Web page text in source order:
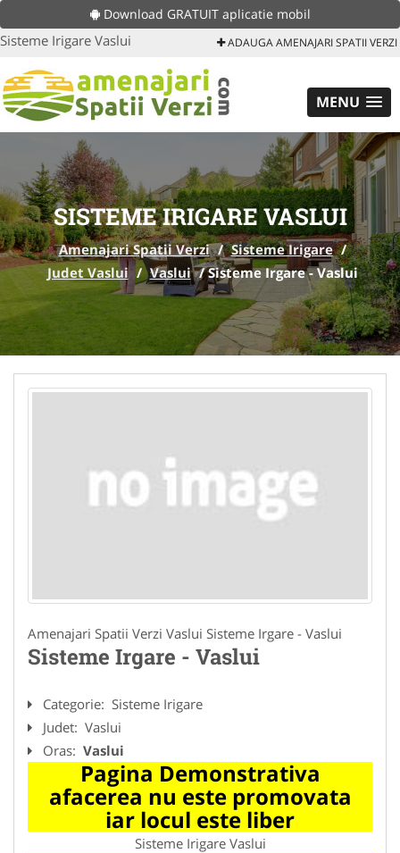
Download GRATUIT aplicatie mobil
Sisteme Irigare Vaslui ADAUGA AMENAJARI SPATII VERZI
MENU
SISTEME IRIGARE VASLUI
Amenajari Spatii Verzi / Sisteme Irigare /
Judet Vaslui / Vaslui /Sisteme Irgare - Vaslui
Amenajari Spatii Verzi Vaslui Sisteme Irgare - Vaslui
Sisteme Irgare - Vaslui
Categorie: Sisteme Irigare
Judet: Vaslui
Oras: Vaslui
Pagina Demonstrativa
afacerea nu este promovata
iar locul este liber
Sisteme Irigare Vaslui